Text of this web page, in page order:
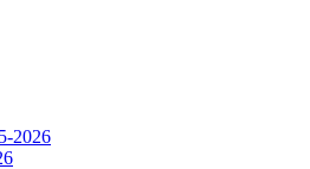
2026